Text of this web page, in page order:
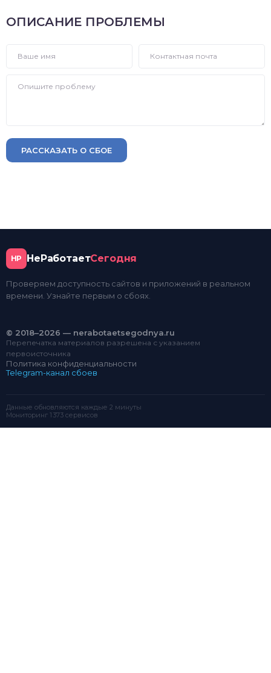
ОПИСАНИЕ ПРОБЛЕМЫ
РАССКАЗАТЬ О СБОЕ
НР НеРаботаетСегодня
Проверяем доступность сайтов и приложений в реальном
времени. Узнайте первым о сбоях.
© 2018–2026 — nerabotaetsegodnya.ru
Перепечатка материалов разрешена с указанием
первоисточника
Политика конфиденциальности
Telegram-канал сбоев
Данные обновляются каждые 2 минуты
Мониторинг 1 373 сервисов